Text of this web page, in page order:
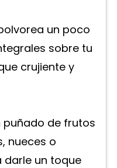
un poco
sobre tu
crujiente y
puñado de frutos
nueces o
darle un toque